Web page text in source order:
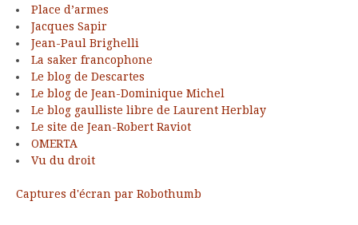
Place d’armes
Jacques Sapir
Jean-Paul Brighelli
La saker francophone
Le blog de Descartes
Le blog de Jean-Dominique Michel
Le blog gaulliste libre de Laurent Herblay
Le site de Jean-Robert Raviot
OMERTA
Vu du droit
Captures d'écran par Robothumb